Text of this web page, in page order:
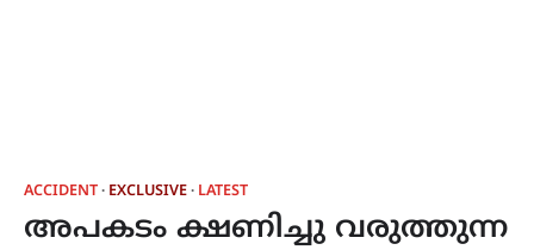
ACCIDENT EXCLUSIVE LATEST
അപകടം ക്ഷണിച്ചു വരുത്തുന്ന